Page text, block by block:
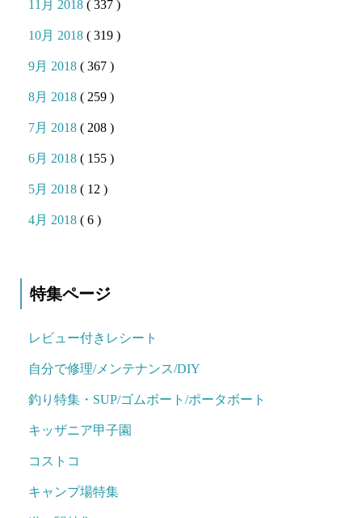
11月 2018( 337 )
10月 2018( 319 )
9月 2018( 367 )
8月 2018( 259 )
7月 2018( 208 )
6月 2018( 155 )
5月 2018( 12 )
4月 2018( 6 )
特集ページ
レビュー付きレシート
自分で修理/メンテナンス/DIY
釣り特集・SUP/ゴムボート/ポータボート
キッザニア甲子園
コストコ
キャンプ場特集